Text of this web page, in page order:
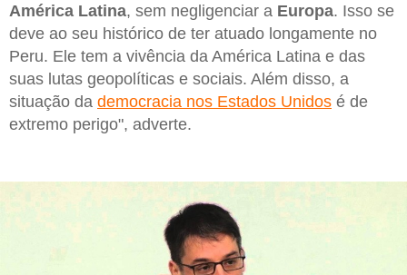
América Latina, sem negligenciar a Europa. Isso se
deve ao seu histórico de ter atuado longamente no
Peru. Ele tem a vivência da América Latina e das
suas lutas geopolíticas e sociais. Além disso, a
situação da democracia nos Estados Unidos é de
extremo perigo", adverte.